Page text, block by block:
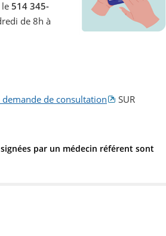
le 514 345-
de 8h à
de consultation
SUR
par un médecin référent sont